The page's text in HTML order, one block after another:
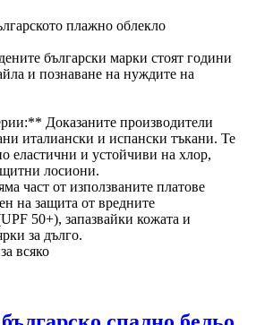
плажно облекло
български марки стоят години
и познаване на нуждите на
Доказаните производители
италиански и испански тъкани. Те
еластични и устойчиви на хлор,
лосиони.
част от използваните платове
на защита от вредните
50+), запазвайки кожата и
за дълго.
всяко